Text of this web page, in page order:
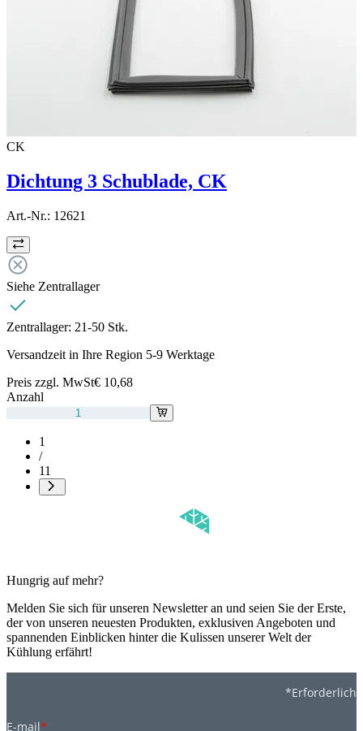
CK
Dichtung 3 Schublade, CK
Art.-Nr.: 12621
Siehe Zentrallager
Zentrallager: 21-50 Stk.
Versandzeit in Ihre Region 5-9 Werktage
Preis zzgl. MwSt€ 10,68
Anzahl
1
/
11
Hungrig auf mehr?
Melden Sie sich für unseren Newsletter an und seien Sie der Erste,
der von unseren neuesten Produkten, exklusiven Angeboten und
spannenden Einblicken hinter die Kulissen unserer Welt der
Kühlung erfährt!
*Erforderlich
E-mail*